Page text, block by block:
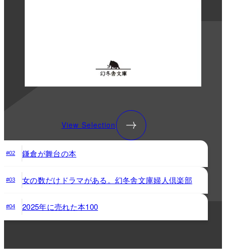
View Selection
#02 鎌倉が舞台の本
#03 女の数だけドラマがある。幻冬舎文庫婦人倶楽部
#04 2025年に売れた本100